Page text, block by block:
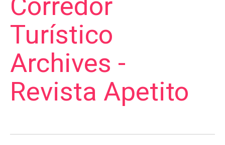
Turístico
Archives -
Revista Apetito